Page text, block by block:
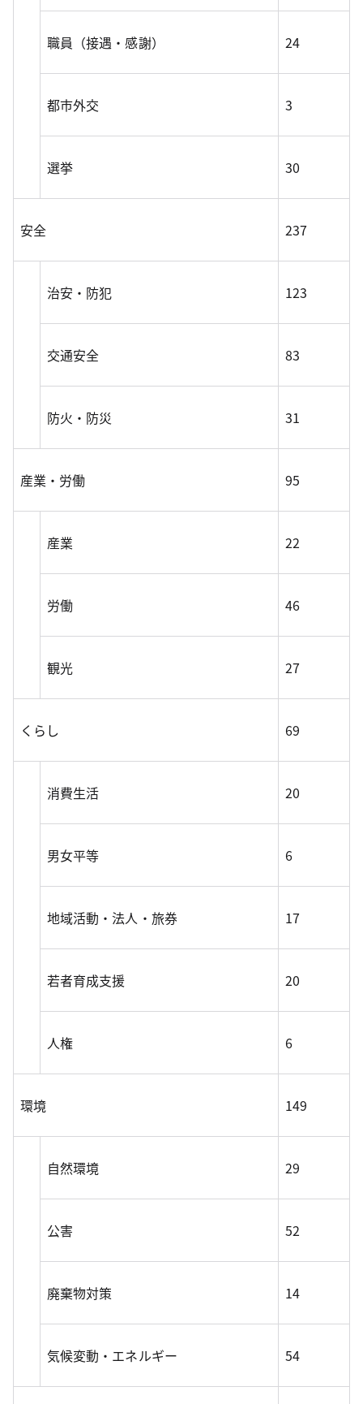
職員（接遇・感謝） 24
都市外交 3
選挙 30
安全 237
治安・防犯 123
交通安全 83
防火・防災 31
産業・労働 95
産業 22
労働 46
観光 27
くらし 69
消費生活 20
男女平等 6
地域活動・法人・旅券 17
若者育成支援 20
人権 6
環境 149
自然環境 29
公害 52
廃棄物対策 14
気候変動・エネルギー 54